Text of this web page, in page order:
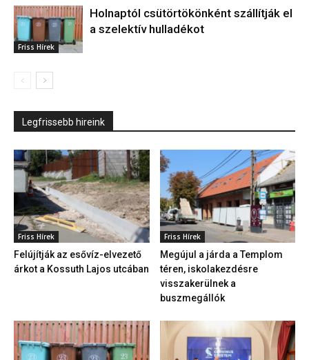
Friss Hírek
Holnaptól csütörtökönként szállítják el
a szelektív hulladékot
Legfrissebb hireink
Friss Hírek
Felújítják az esővíz-elvezető
árkot a Kossuth Lajos utcában
Friss Hírek
Megújul a járda a Templom
téren, iskolakezdésre
visszakerülnek a
buszmegállók